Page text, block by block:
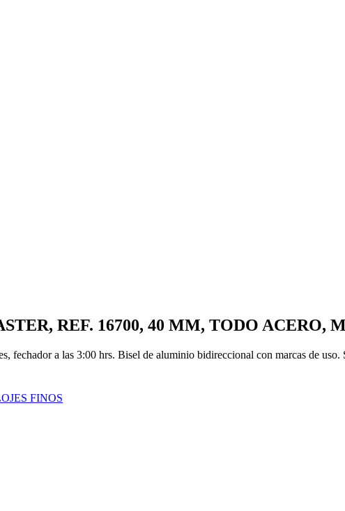
REF. 16700, 40 MM, TODO ACERO,
fechador a las 3:00 hrs. Bisel de aluminio bidireccional con marcas de
FINOS